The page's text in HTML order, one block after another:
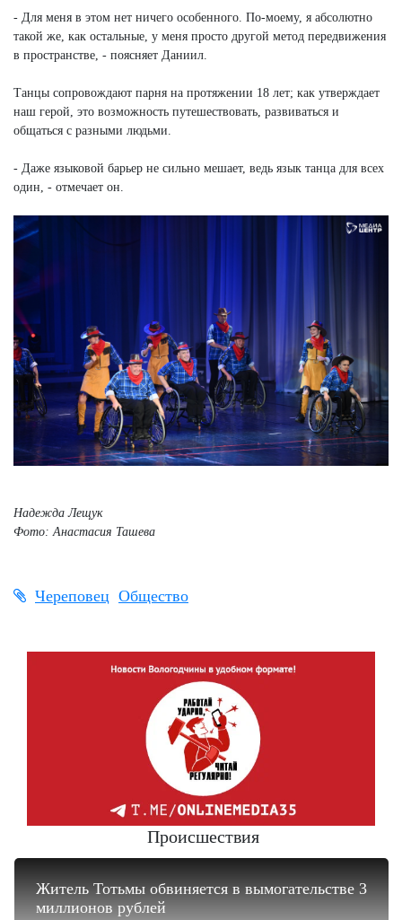
- Для меня в этом нет ничего особенного. По-моему, я абсолютно
такой же, как остальные, у меня просто другой метод передвижения
в пространстве, - поясняет Даниил.
Танцы сопровождают парня на протяжении 18 лет; как утверждает
наш герой, это возможность путешествовать, развиваться и
общаться с разными людьми.
- Даже языковой барьер не сильно мешает, ведь язык танца для всех
один, - отмечает он.
Надежда Лещук
Фото: Анастасия Ташева
Череповец Общество
Происшествия
Житель Тотьмы обвиняется в вымогательстве 3
миллионов рублей